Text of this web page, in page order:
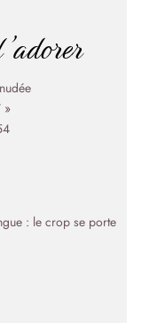
»
: le crop se porte